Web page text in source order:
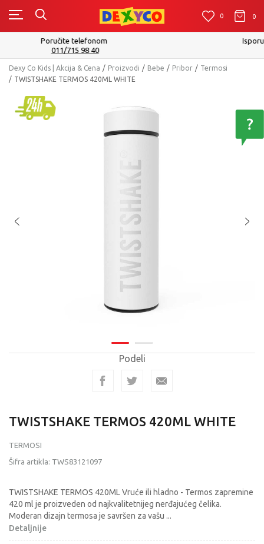
0 0 0
Isporuku možete očekivati u roku od 2 do 4 radna dana!
Dexy Co Kids | Akcija & Cena Proizvodi Bebe Pribor
Termosi
TWISTSHAKE TERMOS 420ML WHITE
Podeli
TWISTSHAKE TERMOS 420ML WHITE
TERMOSI
Šifra artikla: TWS83121097
TWISTSHAKE TERMOS 420ML Vruće ili hladno - Termos zapremine
420 ml je proizveden od najkvalitetnijeg nerđajućeg čelika.
Moderan dizajn termosa je savršen za vašu ...
Detaljnije